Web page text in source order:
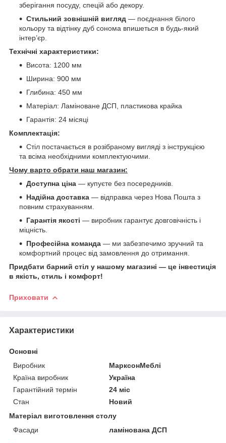
зберігання посуду, спецій або декору.
Стильний зовнішній вигляд — поєднання білого
кольору та відтінку дуб сонома впишеться в будь-який
інтер’єр.
Технічні характеристики:
Висота: 1200 мм
Ширина: 900 мм
Глибина: 450 мм
Матеріал: Ламіноване ДСП, пластикова крайка
Гарантія: 24 місяці
Комплектація:
Стіл постачається в розібраному вигляді з інструкцією
та всіма необхідними комплектуючими.
Чому варто обрати наш магазин:
Доступна ціна — купуєте без посередників.
Надійна доставка — відправка через Нова Пошта з
повним страхуванням.
Гарантія якості — виробник гарантує довговічність і
міцність.
Професійна команда — ми забезпечимо зручний та
комфортний процес від замовлення до отримання.
Придбати барний стіл у нашому магазині — це інвестиція
в якість, стиль і комфорт!
Приховати
Характеристики
Основні
Виробник
МарксонМеблі
Країна виробник
Україна
Гарантійний термін
24 міс
Стан
Новий
Матеріал виготовлення столу
Фасади
ламінована ДСП